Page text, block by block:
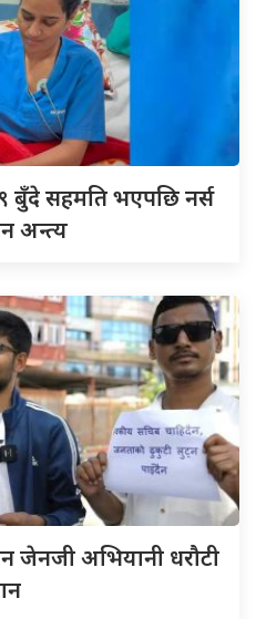
बुँदे सहमति भएपछि नर्स
अन्त्य
जेनजी अभियानी धरौटी